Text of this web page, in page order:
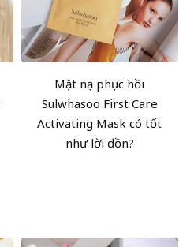
Mặt nạ phục hồi
Sulwhasoo First Care
Activating Mask có tốt
như lời đồn?